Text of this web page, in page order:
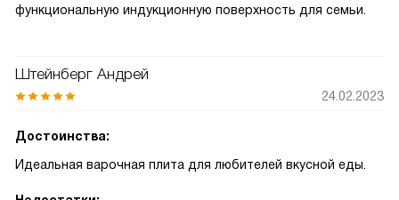
функциональную индукционную поверхность для семьи.
Штейнберг Андрей
24.02.2023
Достоинства:
Идеальная варочная плита для любителей вкусной еды.